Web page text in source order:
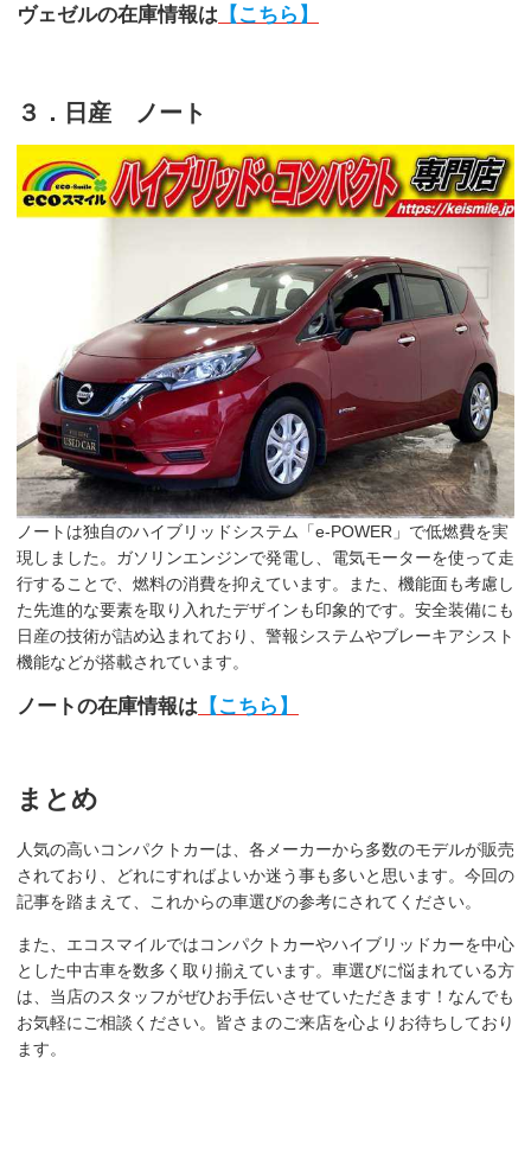
ヴェゼルの在庫情報は 【こちら】
３．日産 ノート
ノートは独自のハイブリッドシステム「e-POWER」で低燃費を実
現しました。ガソリンエンジンで発電し、電気モーターを使って走
行することで、燃料の消費を抑えています。また、機能面も考慮し
た先進的な要素を取り入れたデザインも印象的です。安全装備にも
日産の技術が詰め込まれており、警報システムやブレーキアシスト
機能などが搭載されています。
ノートの在庫情報は 【こちら】
まとめ
人気の高いコンパクトカーは、各メーカーから多数のモデルが販売
されており、どれにすればよいか迷う事も多いと思います。今回の
記事を踏まえて、これからの車選びの参考にされてください。
また、エコスマイルではコンパクトカーやハイブリッドカーを中心
とした中古車を数多く取り揃えています。車選びに悩まれている方
は、当店のスタッフがぜひお手伝いさせていただきます！なんでも
お気軽にご相談ください。皆さまのご来店を心よりお待ちしており
ます。